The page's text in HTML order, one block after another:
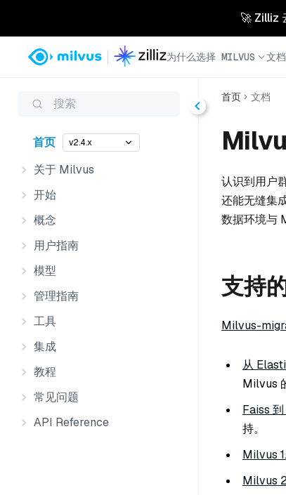
🚀 Zilliz
为什么选择 MILVUS 文档
搜索
首页 v2.4.x
关于 Milvus
开始
概念
用户指南
模型
管理指南
工具
集成
教程
常见问题
API Reference
首页 文档
认识到用户
还能无缝集
数据环境与
支持
Milvus-
从
Milvus
Faiss
持。
Milvus
Milvus